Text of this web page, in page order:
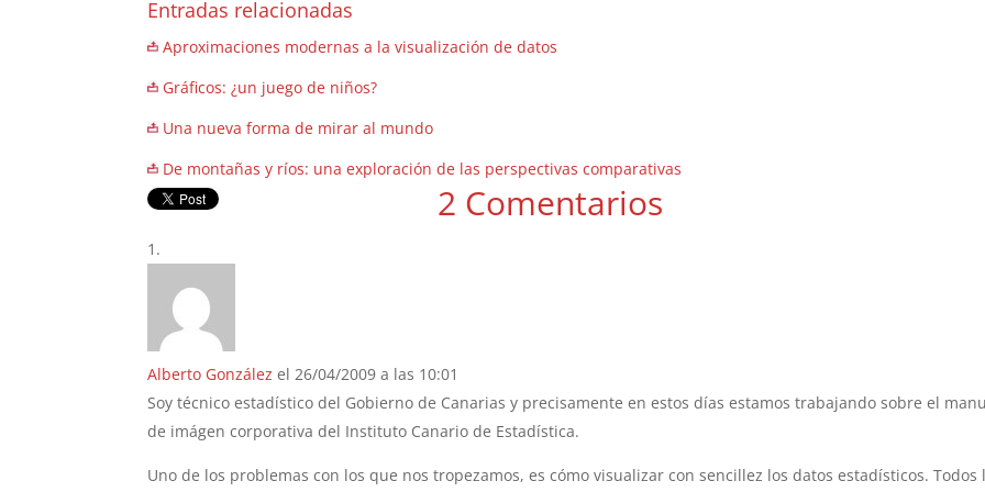
Entradas relacionadas
Aproximaciones modernas a la visualización de datos
Gráficos: ¿un juego de niños?
Una nueva forma de mirar al mundo
De montañas y ríos: una exploración de las perspectivas comparativas
2 Comentarios
Alberto González el 26/04/2009 a las 10:01
Soy técnico estadístico del Gobierno de Canarias y precisamente en estos días estamos trabajando sobre el
de imágen corporativa del Instituto Canario de Estadística.
Uno de los problemas con los que nos tropezamos, es cómo visualizar con sencillez los datos estadísticos. Todos